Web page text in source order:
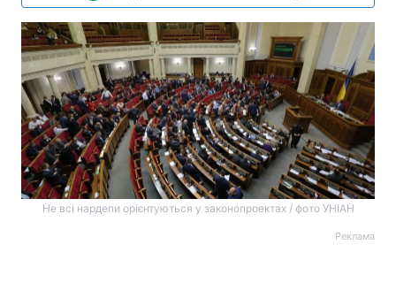
Не всі нардепи орієнтуються у законопроектах / фото УНІАН
Реклама